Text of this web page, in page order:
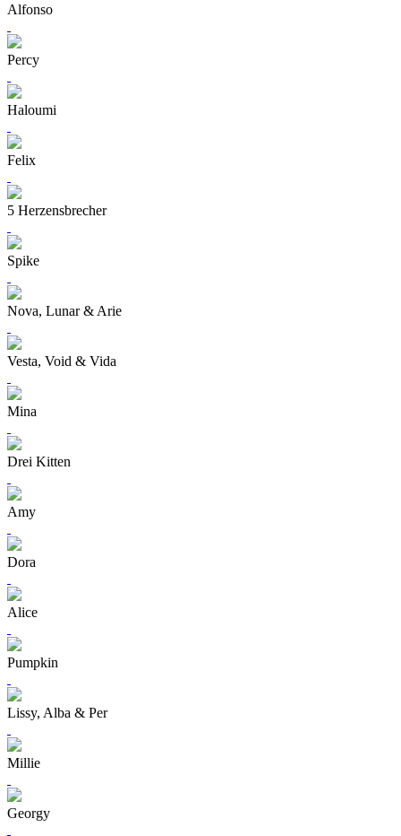
Alfonso
Percy
Haloumi
Felix
5 Herzensbrecher
Spike
Nova, Lunar & Arie
Vesta, Void & Vida
Mina
Drei Kitten
Amy
Dora
Alice
Pumpkin
Lissy, Alba & Per
Millie
Georgy